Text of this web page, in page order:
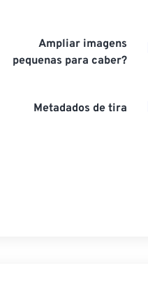
Ampliar imagens
pequenas para caber?
Metadados de tira